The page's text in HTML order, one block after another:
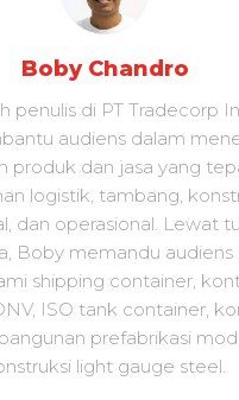
Boby Chandro
penulis di PT Tradecorp
audiens dalam
produk dan jasa yang
logistik, tambang,
dan operasional. Lewat
Boby memandu audiens
shipping container,
ISO tank container,
prefabrikasi
light gauge steel.